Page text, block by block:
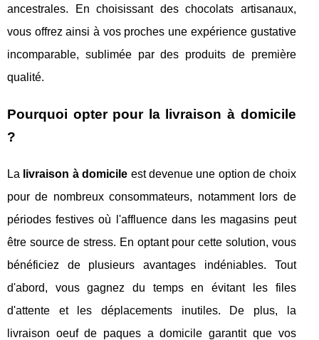
ancestrales. En choisissant des chocolats artisanaux,
vous offrez ainsi à vos proches une expérience gustative
incomparable, sublimée par des produits de première
qualité.
Pourquoi opter pour la livraison à domicile
?
La livraison à domicile est devenue une option de choix
pour de nombreux consommateurs, notamment lors de
périodes festives où l'affluence dans les magasins peut
être source de stress. En optant pour cette solution, vous
bénéficiez de plusieurs avantages indéniables. Tout
d'abord, vous gagnez du temps en évitant les files
d'attente et les déplacements inutiles. De plus, la
livraison oeuf de paques a domicile garantit que vos